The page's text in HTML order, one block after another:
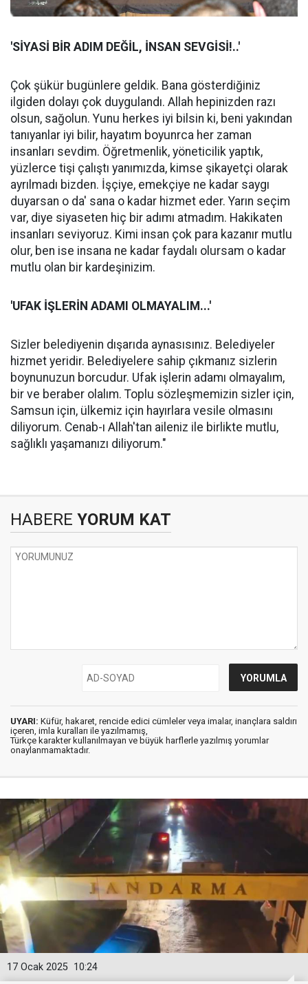
'SİYASİ BİR ADIM DEĞİL, İNSAN SEVGİSİ!..'
Çok şükür bugünlere geldik. Bana gösterdiğiniz
ilgiden dolayı çok duygulandı. Allah hepinizden razı
olsun, sağolun. Yunu herkes iyi bilsin ki, beni yakından
tanıyanlar iyi bilir, hayatım boyunrca her zaman
insanları sevdim. Öğretmenlik, yöneticilik yaptık,
yüzlerce tişi çalıştı yanımızda, kimse şikayetçi olarak
ayrılmadı bizden. İşçiye, emekçiye ne kadar saygı
duyarsan o da' sana o kadar hizmet eder. Yarın seçim
var, diye siyaseten hiç bir adımı atmadım. Hakikaten
insanları seviyoruz. Kimi insan çok para kazanır mutlu
olur, ben ise insana ne kadar faydalı olursam o kadar
mutlu olan bir kardeşinizim.
'UFAK İŞLERİN ADAMI OLMAYALIM...'
Sizler belediyenin dışarıda aynasısınız. Belediyeler
hizmet yeridir. Belediyelere sahip çıkmanız sizlerin
boynunuzun borcudur. Ufak işlerin adamı olmayalım,
bir ve beraber olalım. Toplu sözleşmemizin sizler için,
Samsun için, ülkemiz için hayırlara vesile olmasını
diliyorum. Cenab-ı Allah'tan aileniz ile birlikte mutlu,
sağlıklı yaşamanızı diliyorum."
HABERE YORUM KAT
UYARI: Küfür, hakaret, rencide edici cümleler veya imalar, inançlara saldırı
içeren, imla kuralları ile yazılmamış,
Türkçe karakter kullanılmayan ve büyük harflerle yazılmış yorumlar
onaylanmamaktadır.
10:24
17 Ocak 2025